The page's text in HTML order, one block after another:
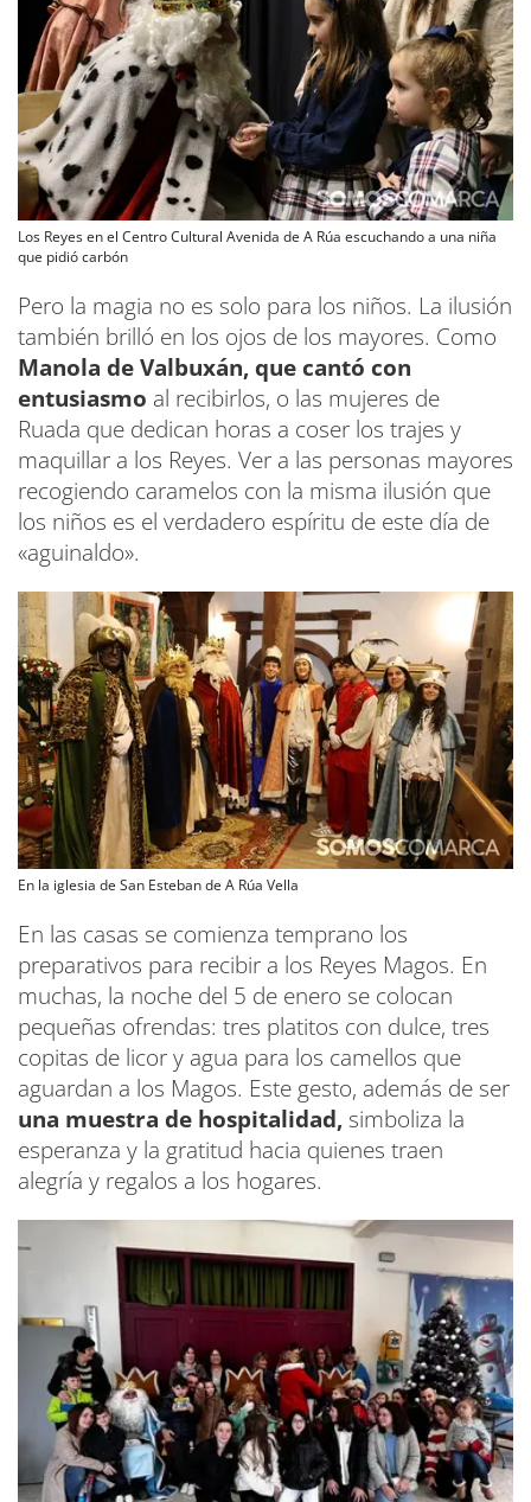
Los Reyes en el Centro Cultural Avenida de A Rúa escuchando a una niña
que pidió carbón
Pero la magia no es solo para los niños. La ilusión
también brilló en los ojos de los mayores. Como
Manola de Valbuxán, que cantó con
entusiasmo al recibirlos, o las mujeres de
Ruada que dedican horas a coser los trajes y
maquillar a los Reyes. Ver a las personas mayores
recogiendo caramelos con la misma ilusión que
los niños es el verdadero espíritu de este día de
«aguinaldo».
En la iglesia de San Esteban de A Rúa Vella
En las casas se comienza temprano los
preparativos para recibir a los Reyes Magos. En
muchas, la noche del 5 de enero se colocan
pequeñas ofrendas: tres platitos con dulce, tres
copitas de licor y agua para los camellos que
aguardan a los Magos. Este gesto, además de ser
una muestra de hospitalidad, simboliza la
esperanza y la gratitud hacia quienes traen
alegría y regalos a los hogares.